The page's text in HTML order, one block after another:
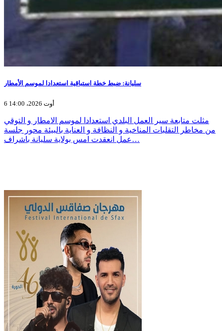
سليانة: ضبط خطة استباقية استعدادا لموسم الأمطار
6 أوت 2026، 14:00
مثلت متابعة سير العمل البلدي استعدادا لموسم الامطار و التوقي
من مخاطر التقلبات المناخية و النظافة و العناية بالبيئة محور جلسة
عمل انعقدت امس بولاية سليانة باشراف…